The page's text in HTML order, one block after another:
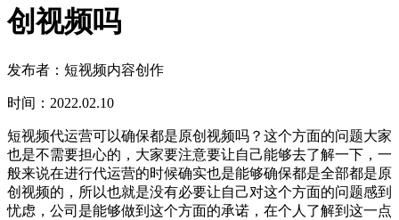
创视频吗
发布者：短视频内容创作
时间：2022.02.10
短视频代运营可以确保都是原创视频吗？这个方面的问题大家
也是不需要担心的，大家要注意要让自己能够去了解一下，一
般来说在进行代运营的时候确实也是能够确保都是全部都是原
创视频的，所以也就是没有必要让自己对这个方面的问题感到
忧虑，公司是能够做到这个方面的承诺，在个人了解到这一点